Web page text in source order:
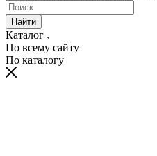
Найти
Каталог
По всему сайту
По каталогу